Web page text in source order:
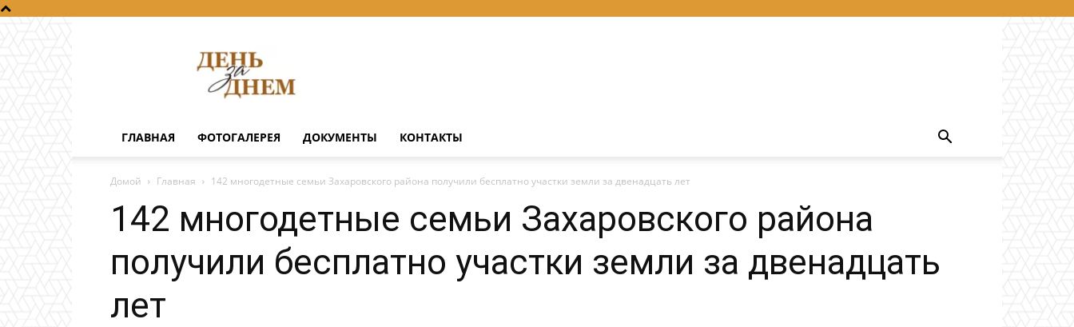
за
днем
ГЛАВНАЯ ФОТОГАЛЕРЕЯ ДОКУМЕНТЫ КОНТАКТЫ
Домой Главная 142 многодетные семьи Захаровского района получили бесплатно участки земли за двенадцать лет
142 многодетные семьи Захаровского района
получили бесплатно участки земли за двенадцать
лет